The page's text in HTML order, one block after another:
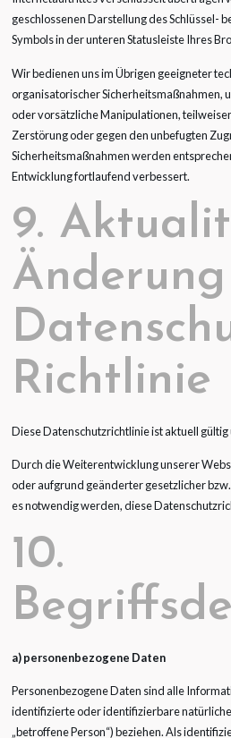
geschlossenen Darstellung des Schlüssel-
Symbols in der unteren Statusleiste Ihres
Wir bedienen uns im Übrigen geeigneter
organisatorischer Sicherheitsmaßnahmen,
oder vorsätzliche Manipulationen,
Zerstörung oder gegen den unbefugten
Sicherheitsmaßnahmen werden
Entwicklung fortlaufend verbessert.
9.
Richtlinie
Diese Datenschutzrichtlinie ist aktuell gültig
Durch die Weiterentwicklung unserer
oder aufgrund geänderter gesetzlicher
es notwendig werden, diese
10.
a) personenbezogene Daten
Personenbezogene Daten sind alle
identifizierte oder identifizierbare
„betroffene Person“) beziehen. Als